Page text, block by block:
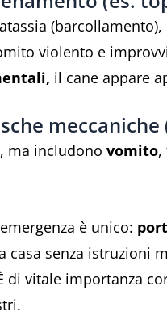
violento e
il cane appare
ma includono vomito,
è unico:
senza istruzioni
vitale importanza